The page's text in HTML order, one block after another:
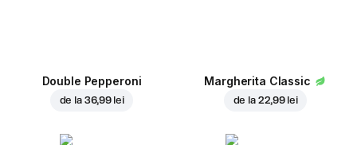
Double Pepperoni
de la 36,99 lei
Margherita Classic
de la 22,99 lei